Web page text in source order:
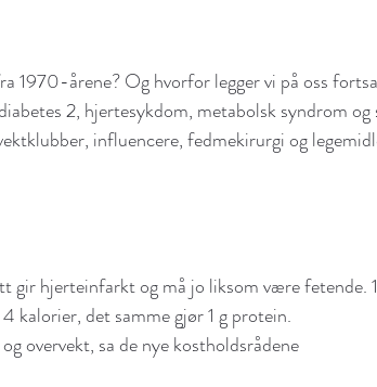
1970-årene? Og hvorfor legger vi på oss
2, hjertesykdom, metabolsk syndrom og
influencere, fedmekirurgi og
gir hjerteinfarkt og må jo liksom være fetende.
kalorier, det samme gjør 1 g protein.
overvekt, sa de nye kostholdsrådene